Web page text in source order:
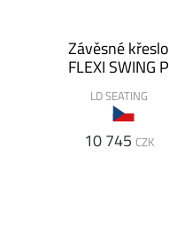
Závěsné křeslo
FLEXI SWING P
LD SEATING
10 745 CZK